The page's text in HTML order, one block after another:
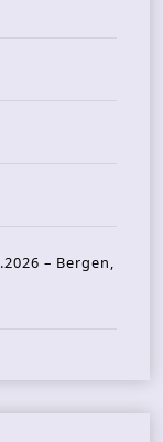
– Bergen,